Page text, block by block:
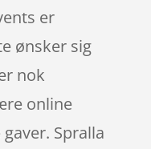
er
ønsker sig
nok
online
Spralla